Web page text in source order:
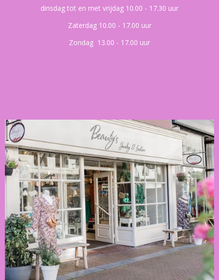
dinsdag tot en met vrijdag 10.00 - 17.30 uur
Zaterdag 10.00 - 17.00 uur
Zondag 13.00 - 17.00 uur